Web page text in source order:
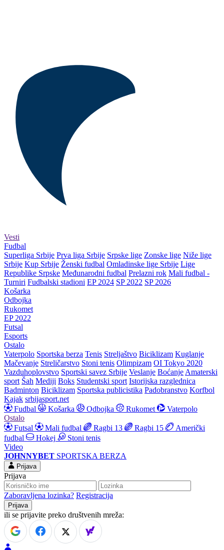
Vesti
Fudbal
Superliga Srbije Prva liga Srbije Srpske lige Zonske lige Niže lige
Srbije Kup Srbije Ženski fudbal Omladinske lige Srbije Lige
Republike Srpske Međunarodni fudbal Prelazni rok Mali fudbal -
Turniri Fudbalski stadioni EP 2024 SP 2022 SP 2026
Košarka
Odbojka
Rukomet
EP 2022
Futsal
Esports
Ostalo
Vaterpolo Sportska berza Tenis Streljaštvo Biciklizam Kuglanje
Mačevanje Streličarstvo Stoni tenis Olimpizam OI Tokyo 2020
Vazduhoplovstvo Sportski savez Srbije Veslanje Boćanje Amaterski
sport Šah Mediji Boks Studentski sport Istorijska razglednica
Badminton Biciklizam Sportska publicistika Padobranstvo Korfbol
Kajak srbijasport.net
Fudbal
Košarka Odbojka Rukomet
Vaterpolo
Ostalo
Futsal
Mali fudbal Ragbi 13 Ragbi 15
Američki
fudbal
Hokej
Stoni tenis
Video
JOHNNYBET SPORTSKA BERZA
Prijava
Prijava
Zaboravljena lozinka? Registracija
ili se prijavite preko društvenih mreža: